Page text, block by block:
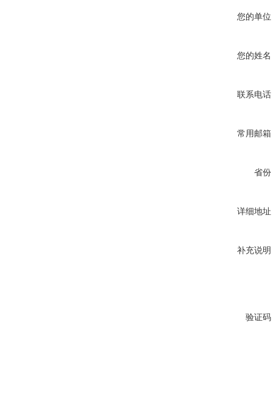
您的单位
您的姓名
联系电话
常用邮箱
省份
详细地址
补充说明
验证码